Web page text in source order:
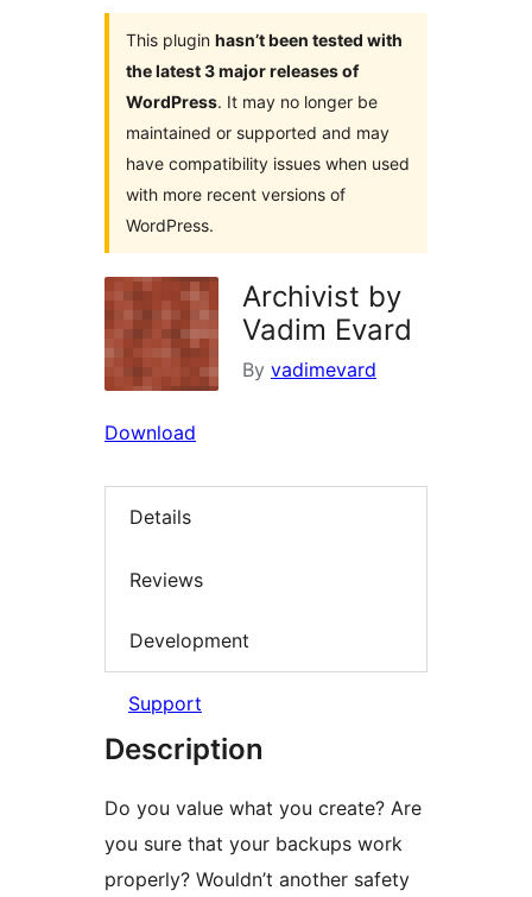
This plugin hasn’t been tested with
the latest 3 major releases of
WordPress. It may no longer be
maintained or supported and may
have compatibility issues when used
with more recent versions of
WordPress.
Archivist by
Vadim Evard
By vadimevard
Download
Details
Reviews
Development
Support
Description
Do you value what you create? Are
you sure that your backups work
properly? Wouldn’t another safety